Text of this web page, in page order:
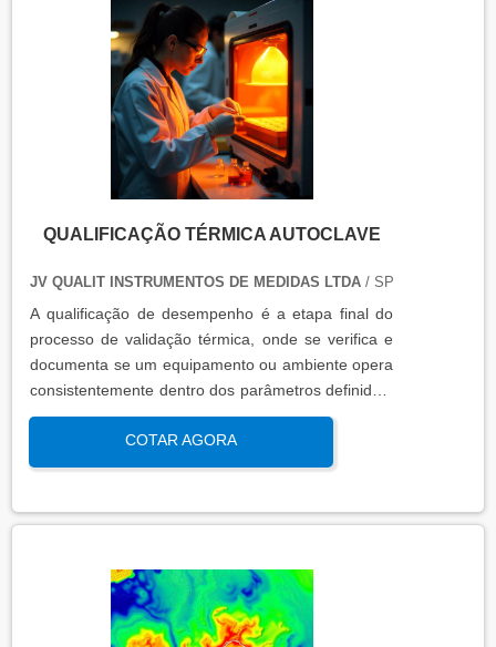
QUALIFICAÇÃO TÉRMICA AUTOCLAVE
JV QUALIT INSTRUMENTOS DE MEDIDAS LTDA/ SP
A qualificação de desempenho é a etapa final do
processo de validação térmica, onde se verifica e
documenta se um equipamento ou ambiente opera
consistentemente dentro dos parâmetros definidos,
sob condições reais de uso. Esta qualificação
assegura que os processos atendem aos requisitos
regulatórios e de qualidade, garantindo segurança
COTAR AGORA